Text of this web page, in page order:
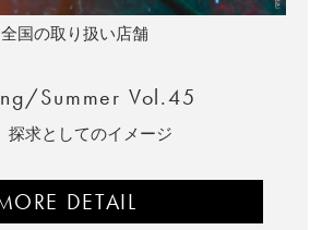
国の取り扱い店舗
Summer Vol.45
探求としてのイメージ
DETAIL